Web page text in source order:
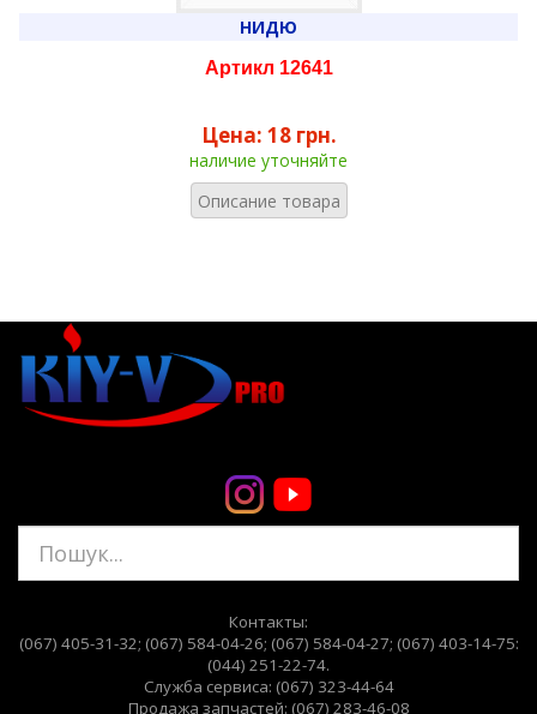
НИДЮ
Артикл 12641
Цена: 18 грн.
наличие уточняйте
Описание товара
Контакты:
(067) 405-31-32; (067) 584-04-26; (067) 584-04-27; (067) 403-14-75:
(044) 251-22-74.
Служба сервиса: (067) 323-44-64
Продажа запчастей: (067) 283-46-08